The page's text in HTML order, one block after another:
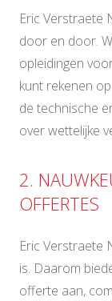
Eric Verstraete
door en door.
opleidingen
kunt rekenen
de technische
over wettelijke
2.
OFFERTES
Eric Verstraete
is. Daarom
offerte aan,